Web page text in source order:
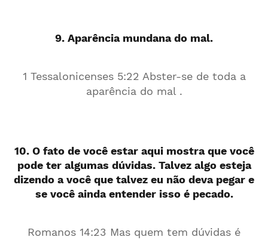
9. Aparência mundana do mal.
1 Tessalonicenses 5:22 Abster-se de toda a
aparência do mal .
10. O fato de você estar aqui mostra que você
pode ter algumas dúvidas. Talvez algo esteja
dizendo a você que talvez eu não deva pegar e
se você ainda entender isso é pecado.
Romanos 14:23 Mas quem tem dúvidas é